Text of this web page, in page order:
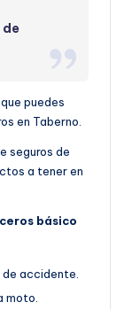
de
puedes
en Taberno.
seguros de
a tener en
básico
accidente.
moto.